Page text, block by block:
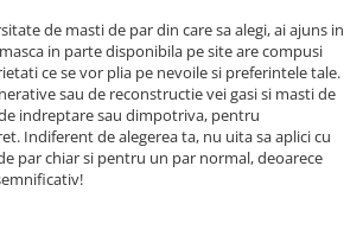
de masti de par din care sa alegi, ai ajuns in
in parte disponibila pe site are compusi
ce se vor plia pe nevoile si preferintele tale.
sau de reconstructie vei gasi si masti de
indreptare sau dimpotriva, pentru
Indiferent de alegerea ta, nu uita sa aplici cu
par chiar si pentru un par normal, deoarece